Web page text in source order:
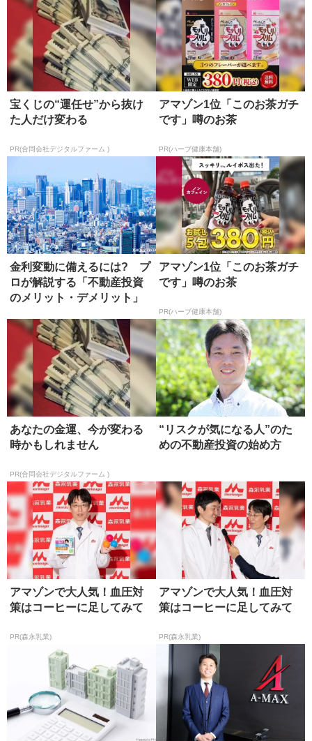
宝くじの“運任せ”から抜け
た人だけ変わる
PR(合同会社デジタルファーム )
アマゾン1位「このお茶ガチ
です」噂のお茶
PR(ハーブ健康本舗)
金利変動に備えるには? プ
ロが解説する「不動産投資
のメリット・デメリット」
アマゾン1位「このお茶ガチ
です」噂のお茶
PR(ハーブ健康本舗)
あなたの金運、今が変わる
時かもしれません
PR(合同会社デジタルファーム )
“リスクが気になる人”のた
めの不動産投資の始め方
アマゾンで大人気！血圧対
策はコーヒーに足してみて
PR(森永乳業)
アマゾンで大人気！血圧対
策はコーヒーに足してみて
PR(森永乳業)